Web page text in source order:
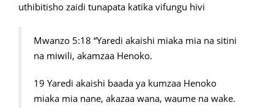
uthibitisho zaidi tunapata katika vifungu hivi
Mwanzo 5:18 “Yaredi akaishi miaka mia na sitini
na miwili, akamzaa Henoko.
19 Yaredi akaishi baada ya kumzaa Henoko
miaka mia nane, akazaa wana, waume na wake.